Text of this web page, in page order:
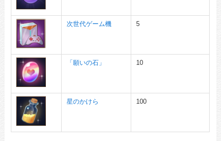
次世代ゲーム機 5
「願いの石」 10
星のかけら 100